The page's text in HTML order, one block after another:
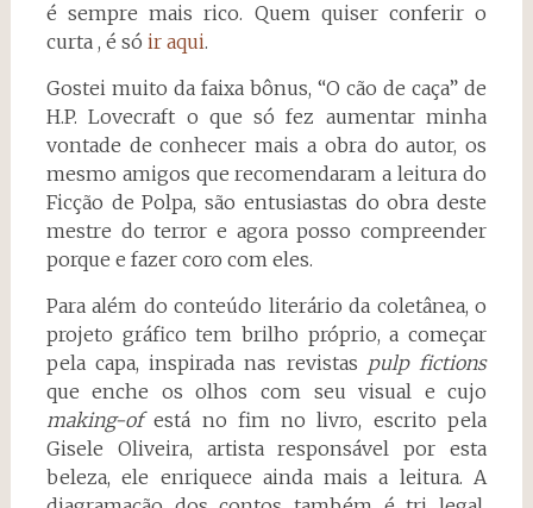
é sempre mais rico. Quem quiser conferir o
curta , é só ir aqui.
Gostei muito da faixa bônus, “O cão de caça” de
H.P. Lovecraft o que só fez aumentar minha
vontade de conhecer mais a obra do autor, os
mesmo amigos que recomendaram a leitura do
Ficção de Polpa, são entusiastas do obra deste
mestre do terror e agora posso compreender
porque e fazer coro com eles.
Para além do conteúdo literário da coletânea, o
projeto gráfico tem brilho próprio, a começar
pela capa, inspirada nas revistas pulp fictions
que enche os olhos com seu visual e cujo
making-ofestá no fim no livro, escrito pela
Gisele Oliveira, artista responsável por esta
beleza, ele enriquece ainda mais a leitura. A